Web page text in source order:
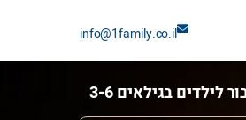
info@1family.co.il
לילדים בגילאים 3-6